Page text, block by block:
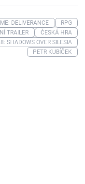
DELIVERANCE
RPG
TRAILER
ČESKÁ HRA
SHADOWS OVER SILESIA
PETR KUBÍČEK